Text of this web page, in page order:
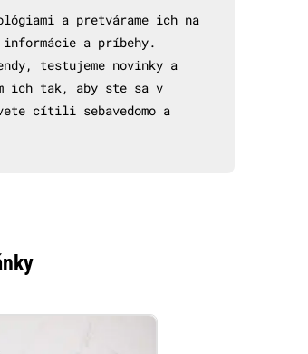
a pretvárame ich na
informácie a príbehy.
testujeme novinky a
ich tak, aby ste sa v
cítili sebavedomo a